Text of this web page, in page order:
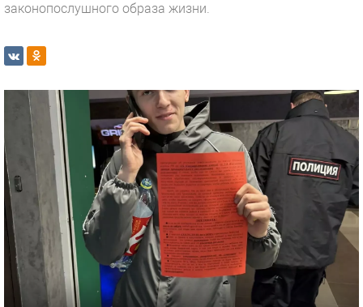
законопослушного образа жизни.